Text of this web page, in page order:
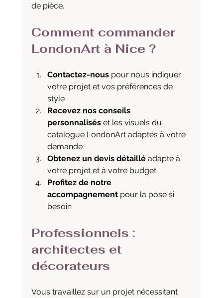
de pièce.
Comment commander
LondonArt à Nice ?
Contactez-nous pour nous indiquer
votre projet et vos préférences de
style
Recevez nos conseils
personnalisés et les visuels du
catalogue LondonArt adaptés à votre
demande
Obtenez un devis détaillé adapté à
votre projet et à votre budget
Profitez de notre
accompagnement pour la pose si
besoin
Professionnels :
architectes et
décorateurs
Vous travaillez sur un projet nécessitant